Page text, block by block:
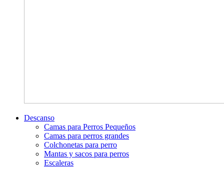
Descanso
Camas para Perros Pequeños
Camas para perros grandes
Colchonetas para perro
Mantas y sacos para perros
Escaleras